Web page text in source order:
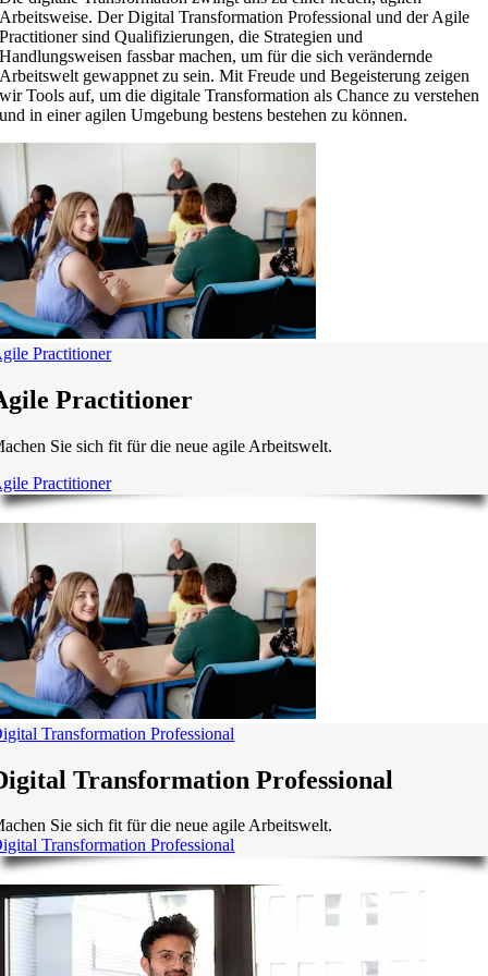
Arbeitsweise. Der Digital Transformation Professional und der Agile
Practitioner sind Qualifizierungen, die Strategien und
Handlungsweisen fassbar machen, um für die sich verändernde
Arbeitswelt gewappnet zu sein. Mit Freude und Begeisterung zeigen
wir Tools auf, um die digitale Transformation als Chance zu verstehen
und in einer agilen Umgebung bestens bestehen zu können.
Practitioner
Practitioner
Sie sich fit für die neue agile Arbeitswelt.
Practitioner
Transformation Professional
Transformation Professional
Sie sich fit für die neue agile Arbeitswelt.
Transformation Professional